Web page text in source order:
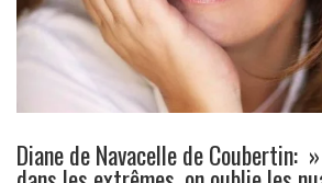
Diane de Navacelle de Coubertin: